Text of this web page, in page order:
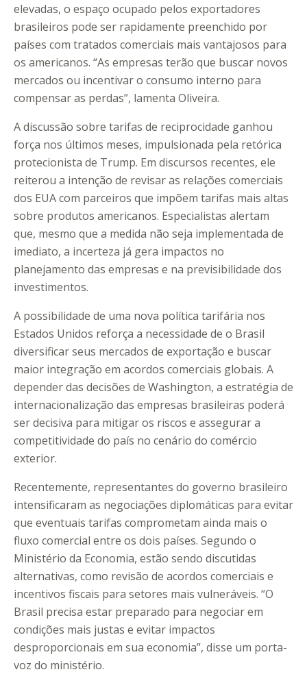
elevadas, o espaço ocupado pelos exportadores
brasileiros pode ser rapidamente preenchido por
países com tratados comerciais mais vantajosos para
os americanos. “As empresas terão que buscar novos
mercados ou incentivar o consumo interno para
compensar as perdas”, lamenta Oliveira.
A discussão sobre tarifas de reciprocidade ganhou
força nos últimos meses, impulsionada pela retórica
protecionista de Trump. Em discursos recentes, ele
reiterou a intenção de revisar as relações comerciais
dos EUA com parceiros que impõem tarifas mais altas
sobre produtos americanos. Especialistas alertam
que, mesmo que a medida não seja implementada de
imediato, a incerteza já gera impactos no
planejamento das empresas e na previsibilidade dos
investimentos.
A possibilidade de uma nova política tarifária nos
Estados Unidos reforça a necessidade de o Brasil
diversificar seus mercados de exportação e buscar
maior integração em acordos comerciais globais. A
depender das decisões de Washington, a estratégia de
internacionalização das empresas brasileiras poderá
ser decisiva para mitigar os riscos e assegurar a
competitividade do país no cenário do comércio
exterior.
Recentemente, representantes do governo brasileiro
intensificaram as negociações diplomáticas para evitar
que eventuais tarifas comprometam ainda mais o
fluxo comercial entre os dois países. Segundo o
Ministério da Economia, estão sendo discutidas
alternativas, como revisão de acordos comerciais e
incentivos fiscais para setores mais vulneráveis. “O
Brasil precisa estar preparado para negociar em
condições mais justas e evitar impactos
desproporcionais em sua economia”, disse um porta-
voz do ministério.